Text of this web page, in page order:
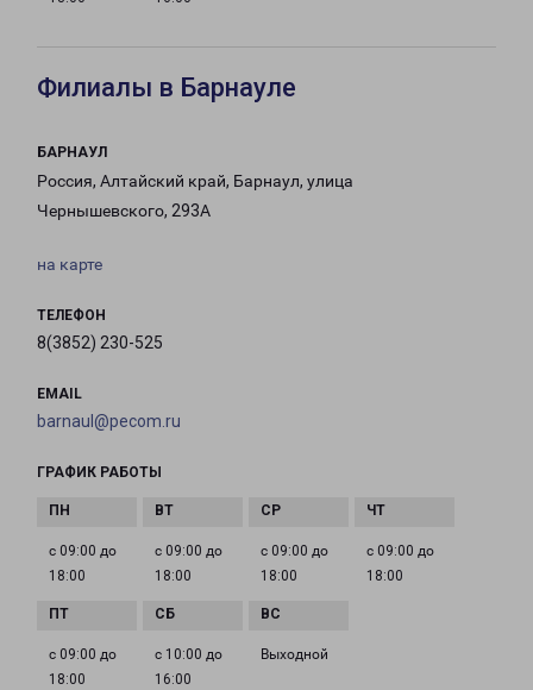
Филиалы в Барнауле
БАРНАУЛ
Россия, Алтайский край, Барнаул, улица
Чернышевского, 293А
на карте
ТЕЛЕФОН
8(3852) 230-525
EMAIL
barnaul@pecom.ru
ГРАФИК РАБОТЫ
с 09:00 до
18:00
с 09:00 до
18:00
с 09:00 до
18:00
с 09:00 до
18:00
с 09:00 до
18:00
с 10:00 до
16:00
Выходной